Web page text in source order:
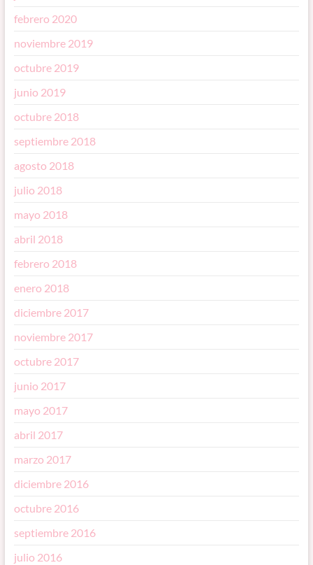
febrero 2020
noviembre 2019
octubre 2019
junio 2019
octubre 2018
septiembre 2018
agosto 2018
julio 2018
mayo 2018
abril 2018
febrero 2018
enero 2018
diciembre 2017
noviembre 2017
octubre 2017
junio 2017
mayo 2017
abril 2017
marzo 2017
diciembre 2016
octubre 2016
septiembre 2016
julio 2016